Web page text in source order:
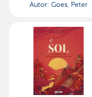
Autor: Goes, Peter